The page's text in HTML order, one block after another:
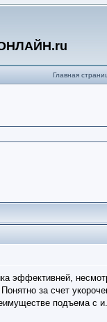
Главная
эффективней,
за счет
подъема с